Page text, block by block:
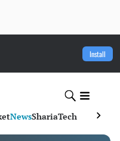
Install
NewsShariaTech